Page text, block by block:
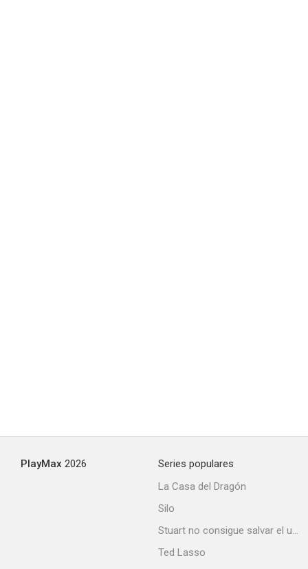
PlayMax 2026
Series populares
La Casa del Dragón
Silo
Stuart no consigue salvar el universo
Ted Lasso